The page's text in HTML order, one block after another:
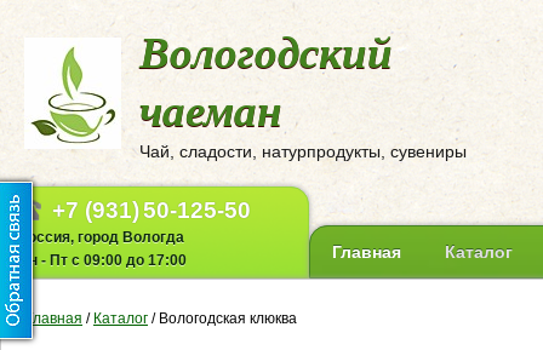
Вологодский
чаеман
Чай, сладости, натурпродукты, сувениры
+7 (931)50-125-50
Россия, город Вологда
Пн - Пт с 09:00 до 17:00
Главная Каталог
Главная / Каталог / Вологодская клюква